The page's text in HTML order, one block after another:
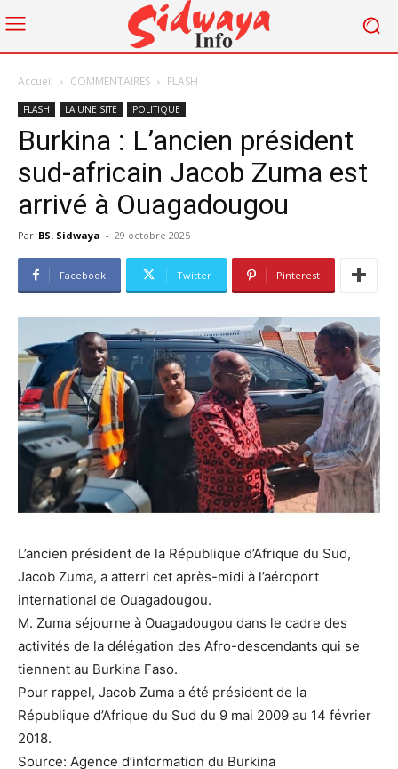
Accueil COMMENTAIRES FLASH
FLASH LA UNE SITE POLITIQUE
Burkina : L’ancien président
sud-africain Jacob Zuma est
arrivé à Ouagadougou
Par BS. Sidwaya - 29 octobre 2025
Facebook Twitter Pinterest
L’ancien président de la République d’Afrique du Sud,
Jacob Zuma, a atterri cet après-midi à l’aéroport
international de Ouagadougou.
M. Zuma séjourne à Ouagadougou dans le cadre des
activités de la délégation des Afro-descendants qui se
tiennent au Burkina Faso.
Pour rappel, Jacob Zuma a été président de la
République d’Afrique du Sud du 9 mai 2009 au 14 février
2018.
Source: Agence d’information du Burkina